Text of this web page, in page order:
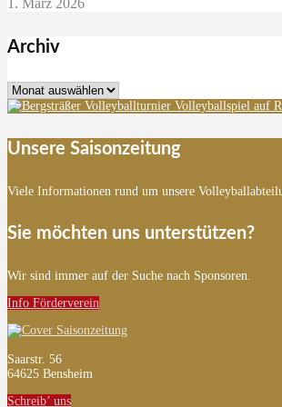
1. März 2026
Archiv
Archiv
Unsere Saisonzeitung
Viele Informationen rund um unsere
Sie möchten uns unterstützen?
Wir sind immer auf der Suche nach Sponsoren.
Info Förderverein
Saarstr. 56
64625 Bensheim
Schreib’ uns